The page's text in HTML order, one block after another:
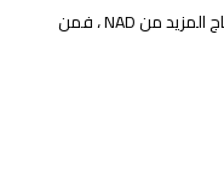
نظرًا لأن تناول NMN قد يساعد جسمك على إنتاج المزيد من NAD ، فمن